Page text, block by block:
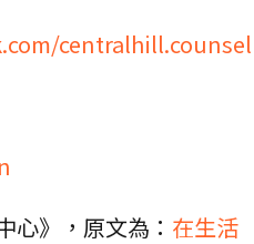
心》，原文為： 在生活